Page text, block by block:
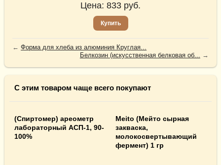
Цена: 833 руб.
Купить
←Форма для хлеба из алюминия Круглая...
Белкозин (искусственная белковая об... →
С этим товаром чаще всего покупают
(Спиртомер) ареометр
лабораторный АСП-1, 90-
100%
Meito (Мейто сырная
закваска,
молокосвертывающий
фермент) 1 гр